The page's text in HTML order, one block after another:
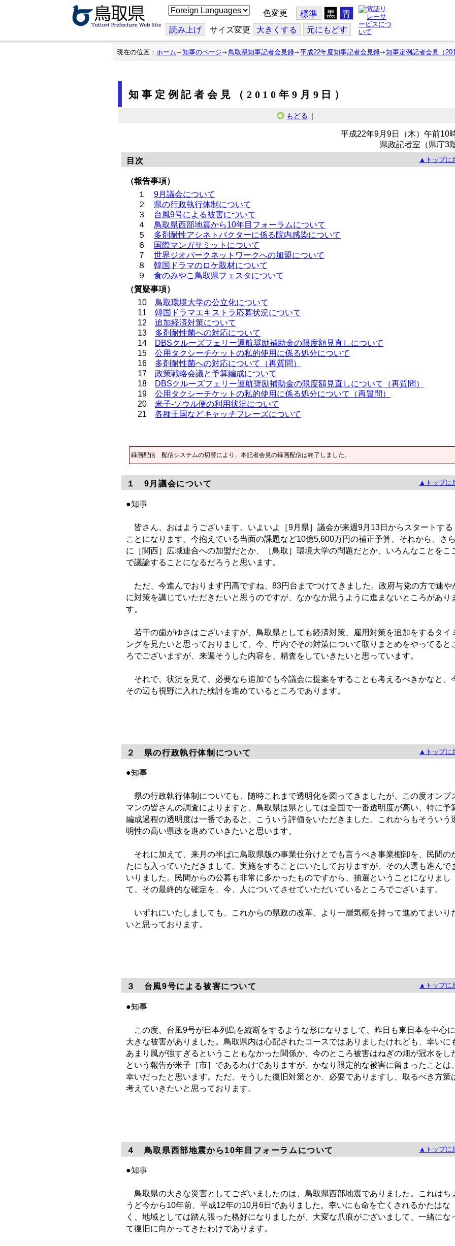
こ
の
ジ
を
翻
色変更 標準 黒 青
読み上げ サイズ変更 大きくする 元にもどす
現在の位置： ホーム 知事のページ 鳥取県知事記者会見録 平成22年度知事記者会見録 知事定例記者会見（
知事定例記者会見（2010年9月9日）
もどる ｜
平成22年9月9日（木）午前10
県政記者室（県庁3階
目次
▲トップに
（報告事項）
１ 9月議会について
２ 県の行政執行体制について
３ 台風9号による被害について
４ 鳥取県西部地震から10年目フォーラムについて
５ 多剤耐性アシネトバクターに係る院内感染について
６
国際マンガサミットについて
７ 世界ジオパークネットワークへの加盟について
８ 韓国ドラマのロケ取材について
９ 食のみやこ鳥取県フェスタについて
（質疑事項）
10 鳥取環境大学の公立化について
11 韓国ドラマエキストラ応募状況について
12 追加経済対策について
13 多剤耐性菌への対応について
14
DBSクルーズフェリー運航奨励補助金の限度額見直しについて
15 公用タクシーチケットの私的使用に係る処分について
16 多剤耐性菌への対応について（再質問）
17 政策戦略会議と予算編成について
18
DBSクルーズフェリー運航奨励補助金の限度額見直しについて（再質問）
19 公用タクシーチケットの私的使用に係る処分について（再質問）
20 米子-ソウル便の利用状況について
21 各種王国などキャッチフレーズについて
録画配信 配信システムの切替により、本記者会見の録画配信は終了しました。
１ 9月議会について ▲トップに
●知事
皆さん、おはようございます。いよいよ［9月県］議会が来週9月13日からスタートする
ことになります。今抱えている当面の課題など10億5,600万円の補正予算、それから、さら
に［関西］広域連合への加盟だとか、［鳥取］環境大学の問題だとか、いろんなことをこ
で議論することになるだろうと思います。
ただ、今進んでおります円高ですね、83円台までつけてきました。政府与党の方で速や
に対策を講じていただきたいと思うのですが、なかなか思うように進まないところがあり
す。
若干の歯がゆさはございますが、鳥取県としても経済対策、雇用対策を追加をするタイ
ングを見たいと思っておりまして、今、庁内でその対策について取りまとめをやってると
ろでございますが、来週そうした内容を、精査をしていきたいと思っています。
それで、状況を見て、必要なら追加でも今議会に提案をすることも考えるべきかなと、
その辺も視野に入れた検討を進めているところであります。
２ 県の行政執行体制について ▲トップに
●知事
県の行政執行体制についても、随時これまで透明化を図ってきましたが、この度オンブ
マンの皆さんの調査によりますと、鳥取県は県としては全国で一番透明度が高い、特に予
編成過程の透明度は一番であると、こういう評価をいただきました。これからもそういう
明性の高い県政を進めていきたいと思います。
それに加えて、来月の半ばに鳥取県版の事業仕分けとでも言うべき事業棚卸を、民間の
たにも入っていただきまして、実施をすることにいたしておりますが、その人選も進んで
いりました。民間からの公募も非常に多かったものですから、抽選ということになりまし
て、その最終的な確定を、今、人についてさせていただいているところでございます。
いずれにいたしましても、これからの県政の改革、より一層気概を持って進めてまいり
いと思っております。
３ 台風9号による被害について ▲トップに
●知事
この度、台風9号が日本列島を縦断をするような形になりまして、昨日も東日本を中心に
大きな被害がありました。鳥取県内は心配されたコースではありましたけれども、幸いに
あまり風が強すぎるということもなかった関係か、今のところ被害はねぎの畑が冠水をし
という報告が米子［市］であるわけでありますが、かなり限定的な被害に留まったことは、
幸いだったと思います。ただ、そうした復旧対策とか、必要でありますし、取るべき方策
考えていきたいと思っております。
４ 鳥取県西部地震から10年目フォーラムについて ▲トップに
●知事
鳥取県の大きな災害としてございましたのは、鳥取県西部地震でありました。これはち
うど今から10年前、平成12年の10月6日でありました。幸いにも命を亡くされるかたはな
く、地域としては踏ん張った格好になりましたが、大変な爪痕がございまして、一緒にな
て復旧に向かってきたわけであります。